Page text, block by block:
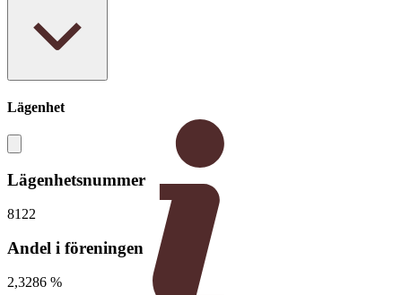
Lägenhet
Lägenhetsnummer
8122
Andel i föreningen
2,3286 %